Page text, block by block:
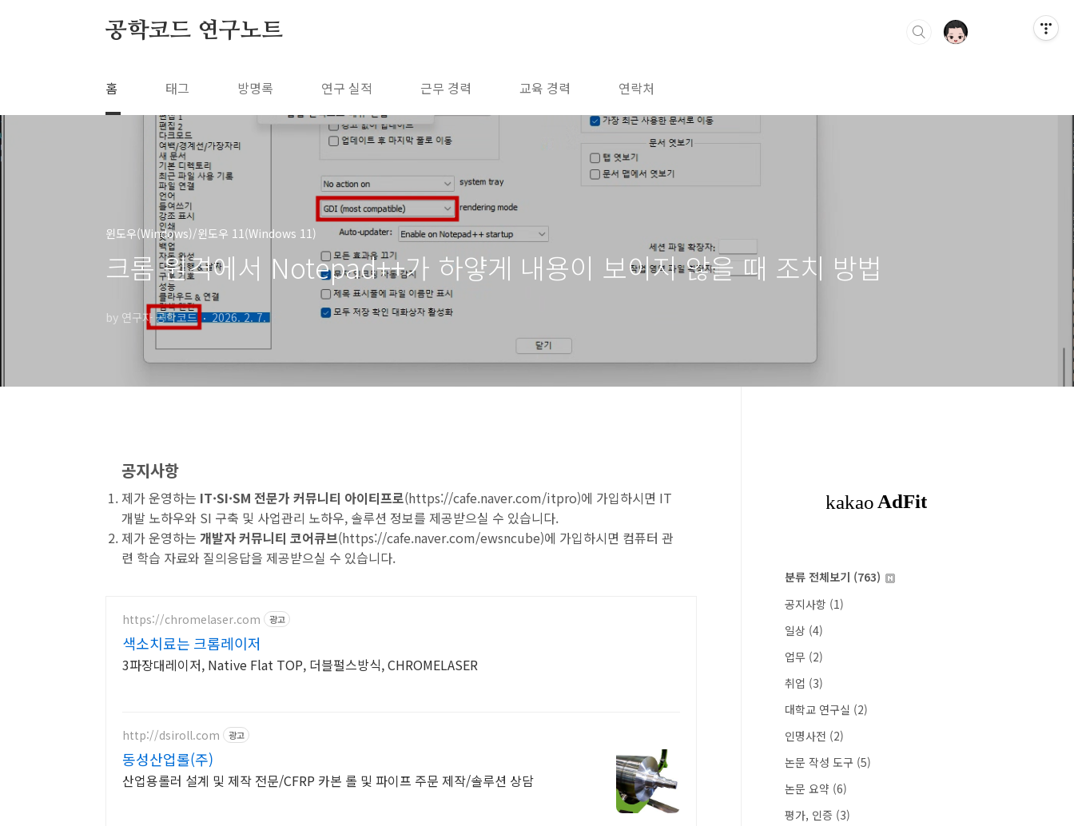
공학코드 연구노트
홈 태그 방명록 연구 실적 근무 경력 교육 경력 연락처
윈도우(Windows)/윈도우 11(Windows 11)
크롬 원격에서 Notepad++가 하얗게 내용이 보이지 않을 때 조치 방법
by 연구자 공학코드 2026. 2. 7.
공지사항
제가 운영하는 IT·SI·SM 전문가 커뮤니티 아이티프로(https://cafe.naver.com/itpro)에 가입하시면 IT
개발 노하우와 SI 구축 및 사업관리 노하우, 솔루션 정보를 제공받으실 수 있습니다.
제가 운영하는 개발자 커뮤니티 코어큐브(https://cafe.naver.com/ewsncube)에 가입하시면 컴퓨터 관
련 학습 자료와 질의응답을 제공받으실 수 있습니다.
https://chromelaser.com 광고
색소치료는 크롬레이저
3파장대레이저, Native Flat TOP, 더블펄스방식, CHROMELASER
http://dsiroll.com 광고
동성산업롤(주)
산업용롤러 설계 및 제작 전문/CFRP 카본 롤 및 파이프 주문 제작/솔루션 상담
분류 전체보기 (763)
공지사항 (1)
일상 (4)
업무 (2)
취업 (3)
대학교 연구실 (2)
인명사전 (2)
논문 작성 도구 (5)
논문 요약 (6)
평가, 인증 (3)